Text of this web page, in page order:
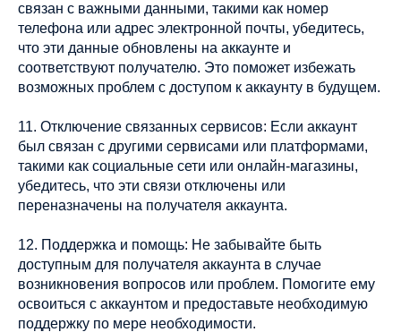
связан с важными данными, такими как номер
телефона или адрес электронной почты, убедитесь,
что эти данные обновлены на аккаунте и
соответствуют получателю. Это поможет избежать
возможных проблем с доступом к аккаунту в будущем.
11. Отключение связанных сервисов: Если аккаунт
был связан с другими сервисами или платформами,
такими как социальные сети или онлайн-магазины,
убедитесь, что эти связи отключены или
переназначены на получателя аккаунта.
12. Поддержка и помощь: Не забывайте быть
доступным для получателя аккаунта в случае
возникновения вопросов или проблем. Помогите ему
освоиться с аккаунтом и предоставьте необходимую
поддержку по мере необходимости.